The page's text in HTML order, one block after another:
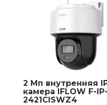
2 Мп внутренняя
камера IFLOW F-IP-
2421CISWZ4